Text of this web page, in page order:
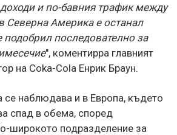
и по-бавния трафик между
Северна Америка е останал
подобрил последователно за
", коментирра главният
на Coka-Cola Енрик Браун.
наблюдава и в Европа, където
спад в обема, според
широкото подразделение за